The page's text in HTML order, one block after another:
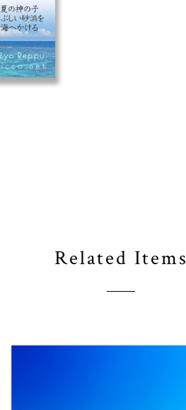
Related Items